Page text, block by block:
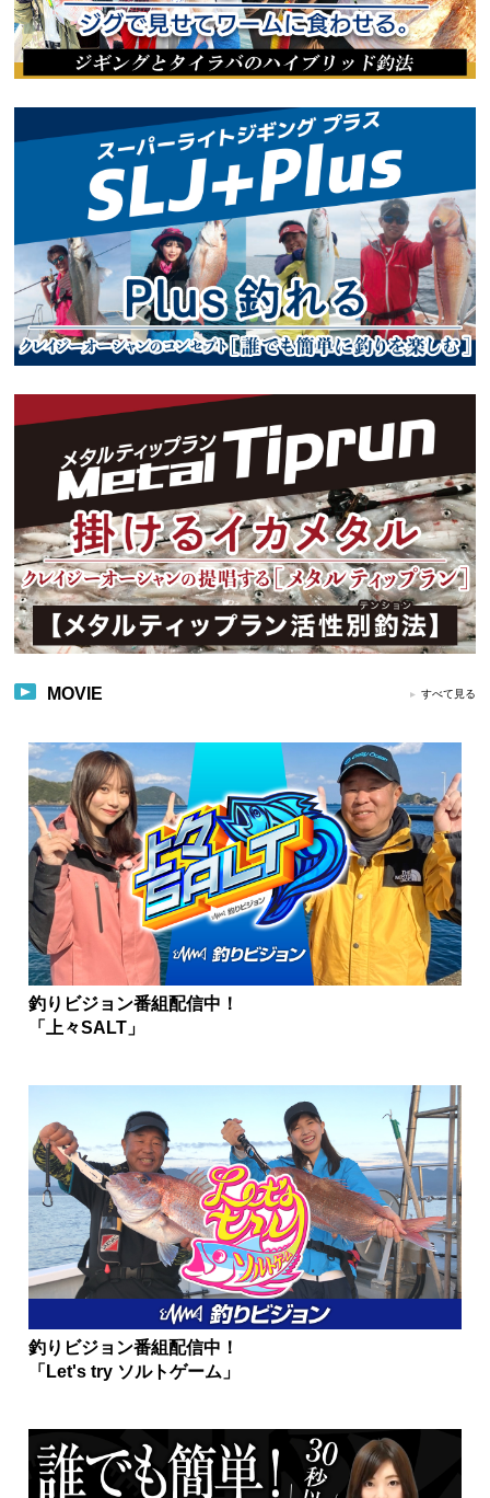
MOVIE すべて見る
釣りビジョン番組配信中！
「上々SALT」
釣りビジョン番組配信中！
「Let's try ソルトゲーム」